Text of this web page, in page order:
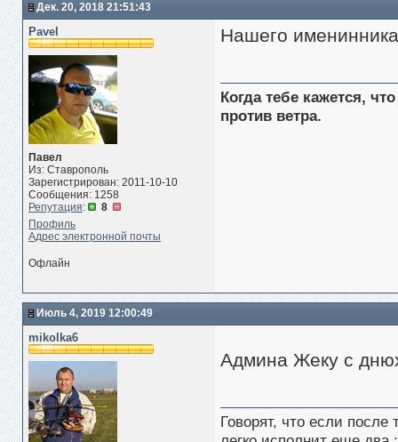
Дек. 20, 2018 21:51:43
Pavel
Павел
Из: Ставрополь
Зарегистрирован: 2011-10-10
Сообщения: 1258
Репутация:
8
Профиль
Адрес электронной почты
Нашего
Когда тебе кажется,
против ветра.
Офлайн
Июль 4, 2019 12:00:49
mikolka6
Админа Жеку с
Говорят, что если